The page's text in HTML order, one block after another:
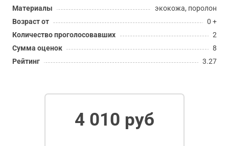
Материалы
экокожа, поролон
Возраст от
0 +
Количество проголосовавших
2
Сумма оценок
8
Рейтинг
3.27
4 010 руб